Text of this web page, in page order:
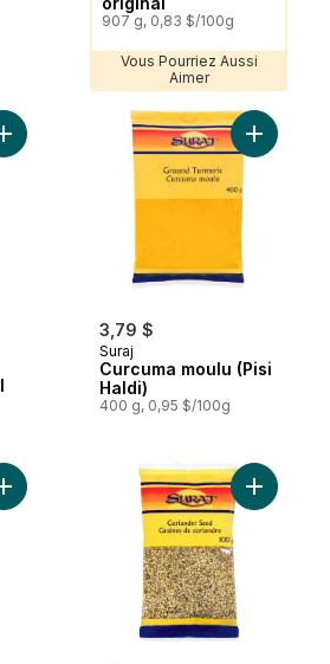
907 g, 0,83 $/100g
Vous Pourriez Aussi
Aimer
Ajouter Graines de fenouil (Saunf) au
3,79 $
Suraj
Curcuma moulu (Pisi
Haldi)
400 g, 0,95 $/100g
Ajouter
Ajouter Feuilles de laurier au panierAjouter